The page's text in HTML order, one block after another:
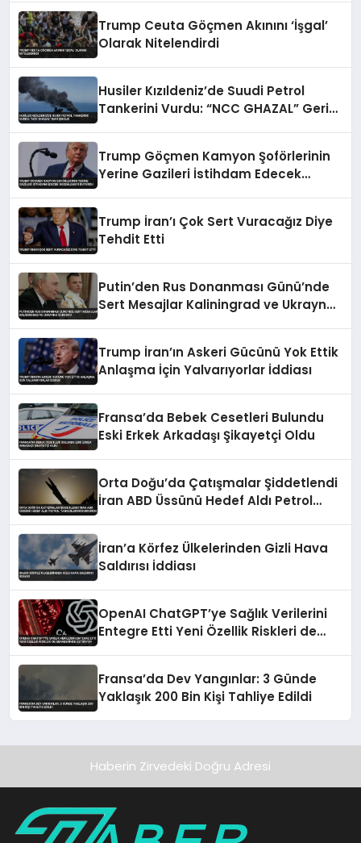
Trump Ceuta Göçmen Akınını ‘İşgal’
Olarak Nitelendirdi
Husiler Kızıldeniz’de Suudi Petrol
Tankerini Vurdu: “NCC GHAZAL” Geri
Trump Göçmen Kamyon Şoförlerinin
Yerine Gazileri İstihdam Edecek
Trump İran’ı Çok Sert Vuracağız Diye
Tehdit Etti
Putin’den Rus Donanması Günü’nde
Sert Mesajlar Kaliningrad ve Ukrayna
Trump İran’ın Askeri Gücünü Yok Ettik
Anlaşma İçin Yalvarıyorlar İddiası
Fransa’da Bebek Cesetleri Bulundu
Eski Erkek Arkadaşı Şikayetçi Oldu
Orta Doğu’da Çatışmalar Şiddetlendi
İran ABD Üssünü Hedef Aldı Petrol
İran’a Körfez Ülkelerinden Gizli Hava
Saldırısı İddiası
OpenAI ChatGPT’ye Sağlık Verilerini
Entegre Etti Yeni Özellik Riskleri de
Fransa’da Dev Yangınlar: 3 Günde
Yaklaşık 200 Bin Kişi Tahliye Edildi
Haberin Zirvedeki Doğru Adresi